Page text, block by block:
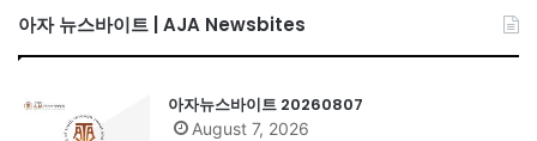
아자 뉴스바이트 | AJA Newsbites
아자뉴스바이트 20260807
August 7, 2026